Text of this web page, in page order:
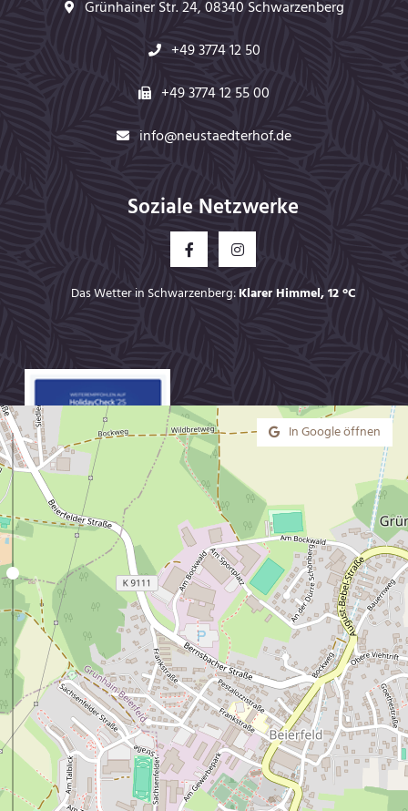
Räumlichkeiten
Pauschalen
Tagung anfragen
URLAUB IM ERZGEBIRGE
UMGEBUNG
Sightseeing Schwarzenberg
Tschechien
Fichtelberg & Gebirgsbahn
Weitere Highlights
Naturpark Erzgebirge
Freizeitparks in der Region
Grünhainer Str. 24, 08340 Schwarzenberg
+49 3774 12 50
+49 3774 12 55 00
info@neustaedterhof.de
Soziale Netzwerke
Das Wetter in Schwarzenberg:Klarer Himmel, 12 °C
In Google öffnen